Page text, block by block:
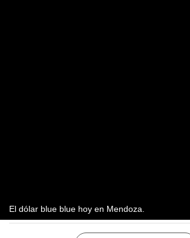
El dólar blue blue hoy en Mendoza.